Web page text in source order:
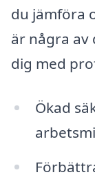
du jämföra
är några av
dig med
Ökad